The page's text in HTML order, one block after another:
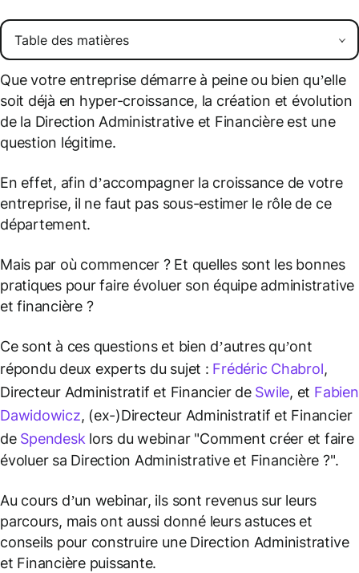
Que votre entreprise démarre à peine ou bien qu’elle
soit déjà en hyper-croissance, la création et évolution
de la Direction Administrative et Financière est une
question légitime.
En effet, afin d’accompagner la croissance de votre
entreprise, il ne faut pas sous-estimer le rôle de ce
département.
Mais par où commencer ? Et quelles sont les bonnes
pratiques pour faire évoluer son équipe administrative
et financière ?
Ce sont à ces questions et bien d’autres qu’ont
répondu deux experts du sujet : Frédéric Chabrol,
Directeur Administratif et Financier de Swile, et Fabien
Dawidowicz, (ex-)Directeur Administratif et Financier
de Spendesk lors du webinar "Comment créer et faire
évoluer sa Direction Administrative et Financière ?".
Au cours d’un webinar, ils sont revenus sur leurs
parcours, mais ont aussi donné leurs astuces et
conseils pour construire une Direction Administrative
et Financière puissante.